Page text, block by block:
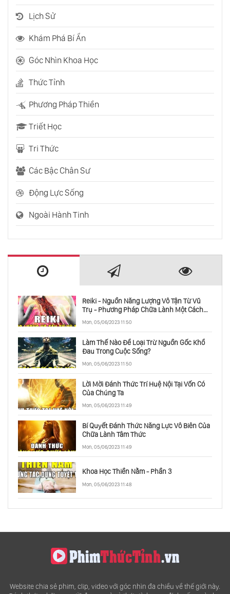
Lịch Sử
Khám Phá Bí Ẩn
Góc Nhìn Khoa Học
Thức Tỉnh
Phương Pháp Thiền
Triết Học
Tri Thức
Các Bậc Chân Sư
Động Lực Sống
Ngoài Hành Tinh
Reiki - Nguồn Năng Lượng Vô Tận Từ Vũ
Trụ - Phương Pháp Chữa Lành Một Cách
Mon, 05/06/2023 11:50
Làm Thế Nào Để Loại Trừ Nguồn Gốc Khổ
Đau Trong Cuộc Sống?
Mon, 05/06/2023 11:50
Lời Mời Đánh Thức Trí Huệ Nội Tại Vốn Có
Của Chúng Ta
Mon, 05/06/2023 11:49
Bí Quyết Đánh Thức Năng Lực Vô Biên Của
Chữa Lành Tâm Thức
Mon, 05/06/2023 11:49
Khoa Học Thiền Nằm - Phần 3
Mon, 05/06/2023 11:48
Website chia sẻ phim, clip, video với góc nhìn đa chiều về thế giới này.